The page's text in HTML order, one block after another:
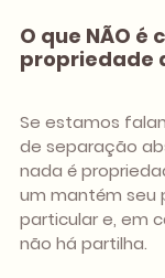
O que NÃO é
propriedade
Se estamos
de separação
nada é
um mantém seu
particular e, em
não há partilha.